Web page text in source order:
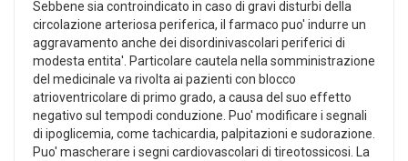
Sebbene sia controindicato in caso di gravi disturbi della
circolazione arteriosa periferica, il farmaco puo' indurre un
aggravamento anche dei disordinivascolari periferici di
modesta entita'. Particolare cautela nella somministrazione
del medicinale va rivolta ai pazienti con blocco
atrioventricolare di primo grado, a causa del suo effetto
negativo sul tempodi conduzione. Puo' modificare i segnali
di ipoglicemia, come tachicardia, palpitazioni e sudorazione.
Puo' mascherare i segni cardiovascolari di tireotossicosi. La